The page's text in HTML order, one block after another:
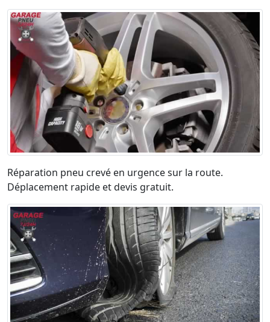
Réparation pneu crevé en urgence sur la route.
Déplacement rapide et devis gratuit.